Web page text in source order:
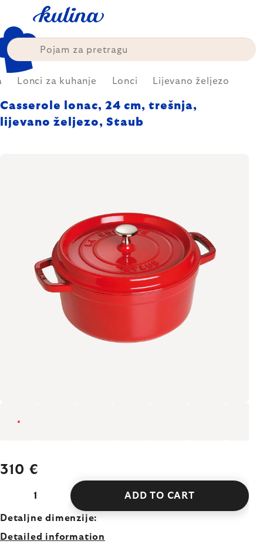
content
Lonci za kuhanje Lonci Lijevano željezo
Casserole lonac, 24 cm, trešnja,
lijevano željezo, Staub
310 €
ADD TO CART
Detaljne dimenzije:
Detailed information